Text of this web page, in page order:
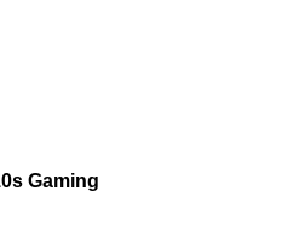
s Gaming